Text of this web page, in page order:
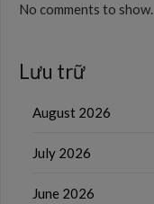
No comments to show.
Lưu trữ
August 2026
July 2026
June 2026